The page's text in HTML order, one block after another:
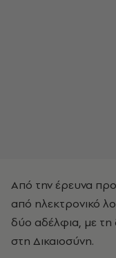
Από την έρευνα
από ηλεκτρονικό
δύο αδέλφια, με τη
στη Δικαιοσύνη.